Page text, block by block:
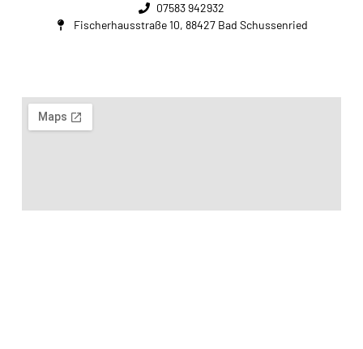
07583 942932
Fischerhausstraße 10, 88427 Bad Schussenried